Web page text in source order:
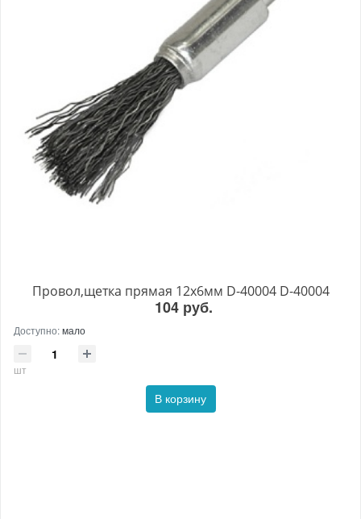
Провол,щетка прямая 12х6мм D-40004 D-40004
104 руб.
Доступно:мало
шт
В корзину